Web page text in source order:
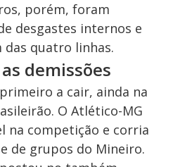
porém, foram
desgastes internos e
das quatro linhas.
demissões
a cair, ainda na
O Atlético-MG
na competição e corria
de grupos do Mineiro.